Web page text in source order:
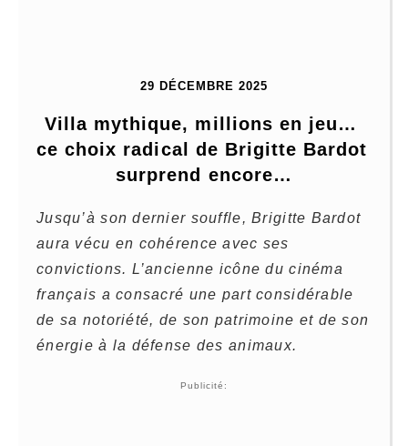
29 DÉCEMBRE 2025
Villa mythique, millions en jeu…
ce choix radical de Brigitte Bardot
surprend encore…
Jusqu’à son dernier souffle, Brigitte Bardot
aura vécu en cohérence avec ses
convictions. L’ancienne icône du cinéma
français a consacré une part considérable
de sa notoriété, de son patrimoine et de son
énergie à la défense des animaux.
Publicité: